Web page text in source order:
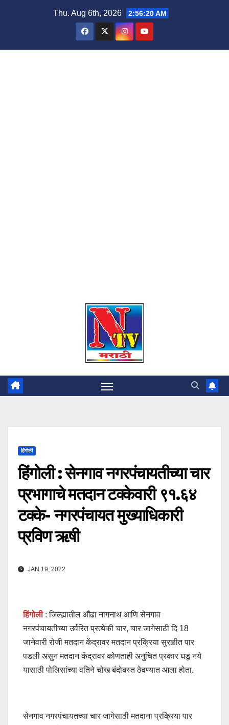
Thu. Aug 6th, 2026 2:56:21 AM
हिंगोली
हिंगोली : सेनगाव नगरपंचायतीच्या चार
प्रभागाचे मतदान टक्केवारी ९१.६४
टक्के- नगरपंचायत मुख्याधिकारी
प्रविण ऋषी
JAN 19, 2022
हिंगोली: जिल्ह्यातील औंढा नागनाथ आणि सेनगाव
नगरपंचायतीच्या उर्वरित प्रत्येकी चार, चार जागेसाठी दि 18
जानेवारी रोजी मतदान केंद्रावर मतदान प्रक्रिया सुरळीत पार
पडली असुन मतदान केंद्रावर कोणताही अनुचित प्रकार घडू नये
यासाठी पोलिसांच्या वतिने चोख बंदोबस्त ठेवण्यात आला होता.
सेनगाव नगरपंचायतच्या चार जागेसाठी मतदाना प्रक्रिया पार